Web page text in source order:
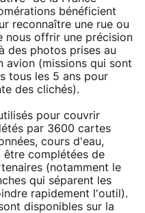
bénéficient
reconnaître une rue ou
nous offrir une précision
des photos prises au
avion (missions qui sont
tous les 5 ans pour
des clichés).
pour couvrir
par 3600 cartes
cours d'eau,
être complétées de
(notamment le
qui séparent les
rapidement l'outil).
disponibles sur la